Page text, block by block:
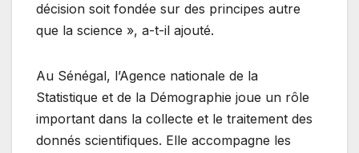
décision soit fondée sur des principes autre
que la science », a-t-il ajouté.
Au Sénégal, l’Agence nationale de la
Statistique et de la Démographie joue un rôle
important dans la collecte et le traitement des
donnés scientifiques. Elle accompagne les